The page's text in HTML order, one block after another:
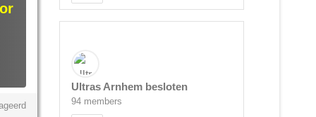
Ultras Arnhem besloten
94 members